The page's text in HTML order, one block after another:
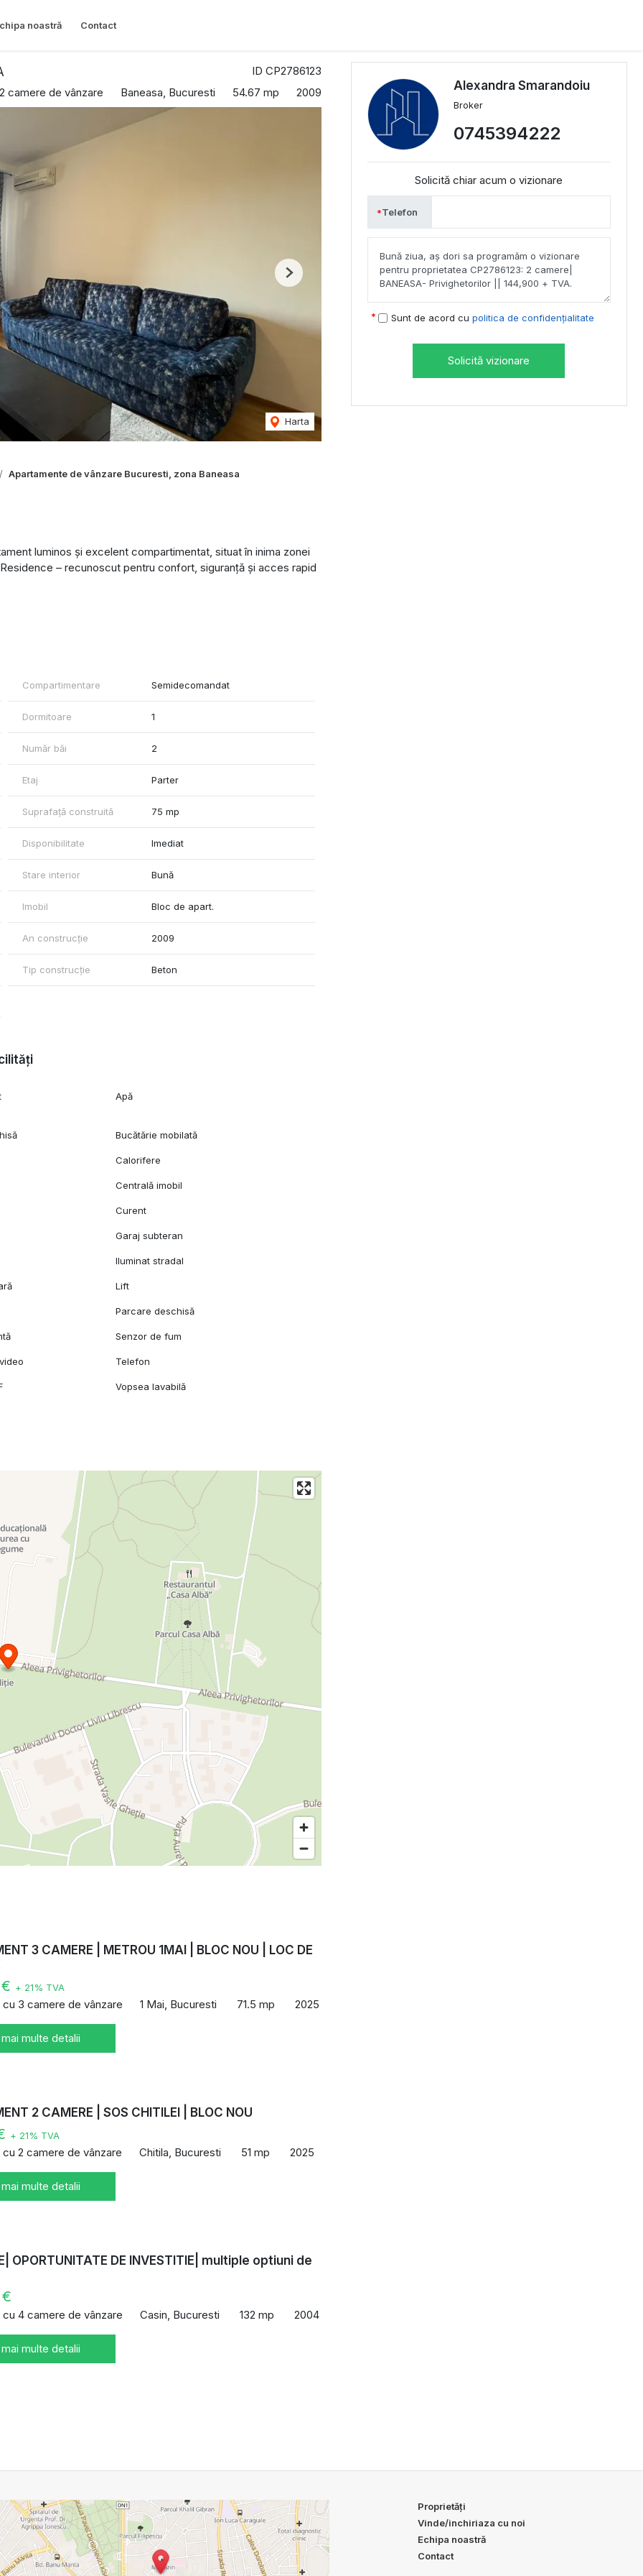
noastră Contact
ID CP2786123
camere de vânzare Baneasa, Bucuresti 54.67 mp 2009
Harta
Next
Apartamente de vânzare Bucuresti, zona Baneasa
luminos și excelent compartimentat, situat în inima zonei
– recunoscut pentru confort, siguranță și acces rapid
sau 12000 + TVA la exterior
cu cada si acees catre tarasa direct din dormitor, bucatarie
întreținut, apreciat pentru proximitatea față de Pădurea
își doresc liniște, dar și acces facil către centrul orașului.
min cu mașina)
City, Ikea
restaurante, cafenele și localuri de brunch
Mark Twain,
Coandă (15 min cu mașina)
Compartimentare Semidecomandat
Dormitoare 1
Număr băi 2
Etaj Parter
Suprafață construită 75 mp
Disponibilitate Imediat
Stare interior Bună
Imobil Bloc de apart.
An construcție 2009
Tip construcție Beton
Apă
Bucătărie mobilată
Calorifere
Centrală imobil
Curent
Garaj subteran
Iluminat stradal
Lift
Parcare deschisă
Senzor de fum
Telefon
Vopsea lavabilă
Alexandra Smarandoiu
Broker
0745394222
Solicită chiar acum o vizionare
Telefon
Sunt de acord cu politica de confidențialitate
Solicită vizionare
3 CAMERE | METROU 1MAI | BLOC NOU | LOC DE
+ 21% TVA
3 camere de vânzare 1 Mai, Bucuresti 71.5 mp 2025
multe detalii
2 CAMERE | SOS CHITILEI | BLOC NOU
+ 21% TVA
2 camere de vânzare Chitila, Bucuresti 51 mp 2025
multe detalii
OPORTUNITATE DE INVESTITIE| multiple optiuni de
4 camere de vânzare Casin, Bucuresti 132 mp 2004
multe detalii
Proprietăți
Vinde/inchiriaza cu noi
Echipa noastră
Contact